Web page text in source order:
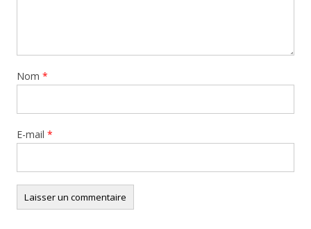
Nom *
E-mail *